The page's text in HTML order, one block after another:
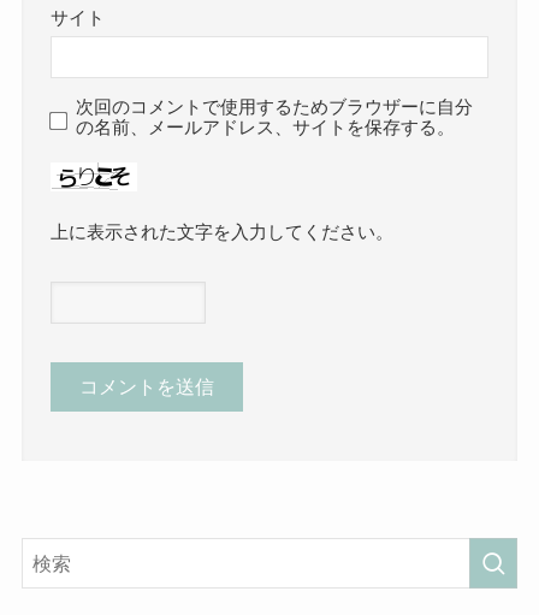
サイト
次回のコメントで使用するためブラウザーに自分
の名前、メールアドレス、サイトを保存する。
上に表示された文字を入力してください。